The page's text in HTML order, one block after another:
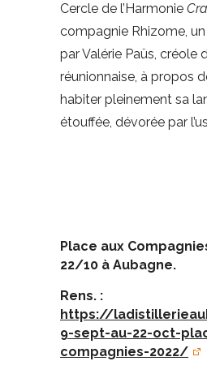
Cercle de l’Harmonie
compagnie Rhizome,
par Valérie Paüs, créole
réunionnaise, à propos
habiter pleinement sa
étouffée, dévorée par
Place aux
22/10 à Aubagne.
Rens. :
https://
9-sept-au-22-oct-
compagnies-2022/